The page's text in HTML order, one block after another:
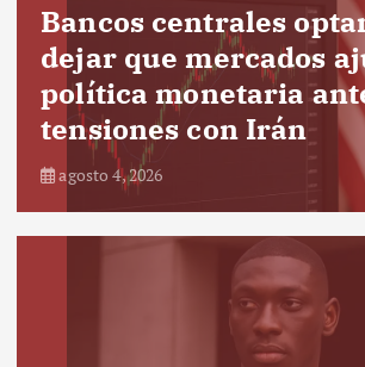
Bancos centrales
dejar que mercados
política monetaria
tensiones con Irán
agosto 4, 2026